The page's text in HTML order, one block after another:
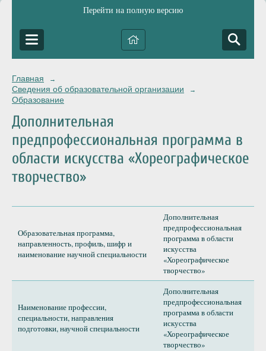
Перейти на полную версию
Главная →
Сведения об образовательной организации →
Образование
Дополнительная
предпрофессиональная программа в
области искусства «Хореографическое
творчество»
Образовательная программа,
направленность, профиль, шифр и
наименование научной специальности
Дополнительная
предпрофессиональная
программа в области
искусства
«Хореографическое
творчество»
Наименование профессии,
специальности, направления
подготовки, научной специальности
Дополнительная
предпрофессиональная
программа в области
искусства
«Хореографическое
творчество»